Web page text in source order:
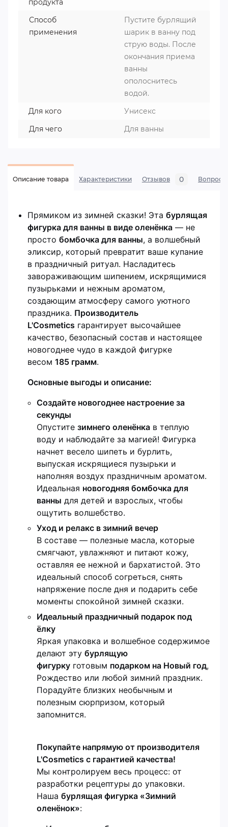
продукта
Способ
применения
Пустите бурлящий
шарик в ванну под
струю воды. После
окончания приема
ванны
ополоснитесь
водой.
Для кого
Унисекс
Для чего
Для ванны
Описание товара Характеристики Отзывов 0 Вопросы
Прямиком из зимней сказки! Эта бурлящая
фигурка для ванны в виде оленёнка — не
просто бомбочка для ванны, а волшебный
эликсир, который превратит ваше купание
в праздничный ритуал. Насладитесь
завораживающим шипением, искрящимися
пузырьками и нежным ароматом,
создающим атмосферу самого уютного
праздника. Производитель
L'Cosmetics гарантирует высочайшее
качество, безопасный состав и настоящее
новогоднее чудо в каждой фигурке
весом 185 грамм.
Основные выгоды и описание:
Создайте новогоднее настроение за
секунды
Опустите зимнего оленёнка в теплую
воду и наблюдайте за магией! Фигурка
начнет весело шипеть и бурлить,
выпуская искрящиеся пузырьки и
наполняя воздух праздничным ароматом.
Идеальная новогодняя бомбочка для
ванны для детей и взрослых, чтобы
ощутить волшебство.
Уход и релакс в зимний вечер
В составе — полезные масла, которые
смягчают, увлажняют и питают кожу,
оставляя ее нежной и бархатистой. Это
идеальный способ согреться, снять
напряжение после дня и подарить себе
моменты спокойной зимней сказки.
Идеальный праздничный подарок под
ёлку
Яркая упаковка и волшебное содержимое
делают эту бурлящую
фигурку готовым подарком на Новый год,
Рождество или любой зимний праздник.
Порадуйте близких необычным и
полезным сюрпризом, который
запомнится.
Покупайте напрямую от производителя
L'Cosmetics с гарантией качества!
Мы контролируем весь процесс: от
разработки рецептуры до упаковки.
Наша бурлящая фигурка «Зимний
оленёнок»: